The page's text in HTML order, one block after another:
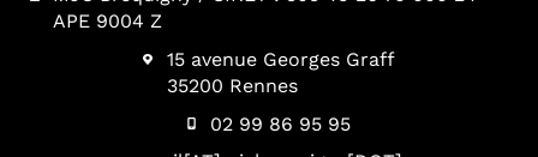
APE 9004 Z
15 avenue Georges Graff
35200 Rennes
02 99 86 95 95